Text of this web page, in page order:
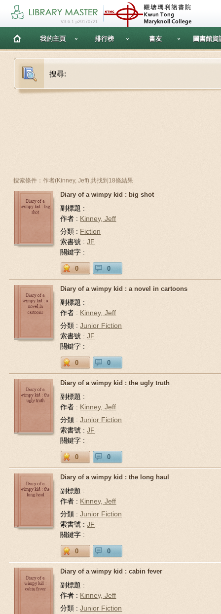
V3.6.1 p20170721
我的主頁 排行榜 書友 圖書館資
搜尋:
搜索條件：作者(Kinney, Jeff),共找到18條結果
Diary of a wimpy kid : big shot
副標題 :
作者 : Kinney, Jeff
分類 : Fiction
索書號 :JF
關鍵字 :
0 0
Diary of a wimpy kid : a novel in cartoons
副標題 :
作者 : Kinney, Jeff
分類 :Junior Fiction
索書號 :JF
關鍵字 :
0 0
Diary of a wimpy kid : the ugly truth
副標題 :
作者 : Kinney, Jeff
分類 :Junior Fiction
索書號 :JF
關鍵字 :
0 0
Diary of a wimpy kid : the long haul
副標題 :
作者 : Kinney, Jeff
分類 :Junior Fiction
索書號 :JF
關鍵字 :
0 0
Diary of a wimpy kid : cabin fever
副標題 :
作者 : Kinney, Jeff
分類 :Junior Fiction